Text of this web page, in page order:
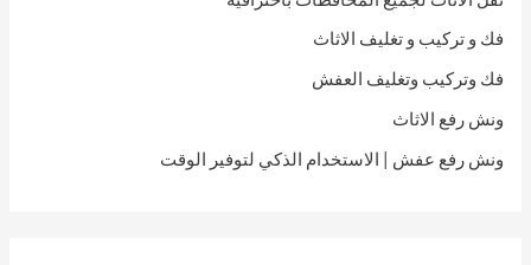
فك و تركيب و تغليف الاثاث
فك وتركيب وتغليف العفش
ونش رفع الاثاث
ونش رفع عفش | الاستخدام الذكي لتوفير الوقت